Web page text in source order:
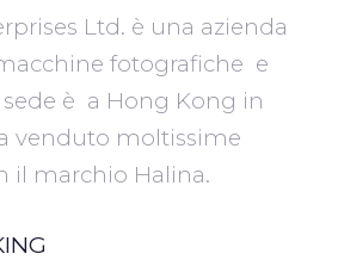
Ltd. è una azienda
fotografiche e
è a Hong Kong in
venduto moltissime
il marchio Halina.